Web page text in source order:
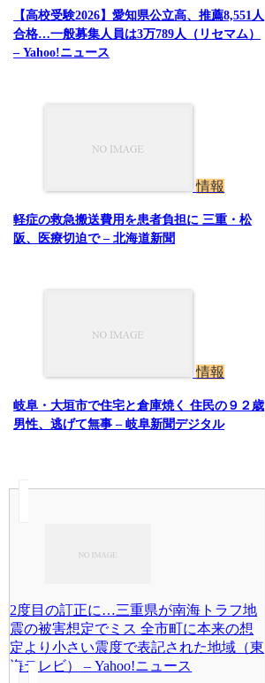
【高校受験2026】愛知県公立高、推薦8,551人
合格…一般募集人員は3万789人（リセマム）
– Yahoo!ニュース
情報
軽症の救急搬送費用を患者負担に 三重・松
阪、医療切迫で – 北海道新聞
情報
岐阜・大垣市で住宅と倉庫焼く 住民の９２歳
男性、逃げて無事 – 岐阜新聞デジタル
2度目の訂正に…三重県が南海トラフ地
震の被害想定でミス 全市町に本来の想
定より小さい震度で表記された地域（東
海テレビ） – Yahoo!ニュース